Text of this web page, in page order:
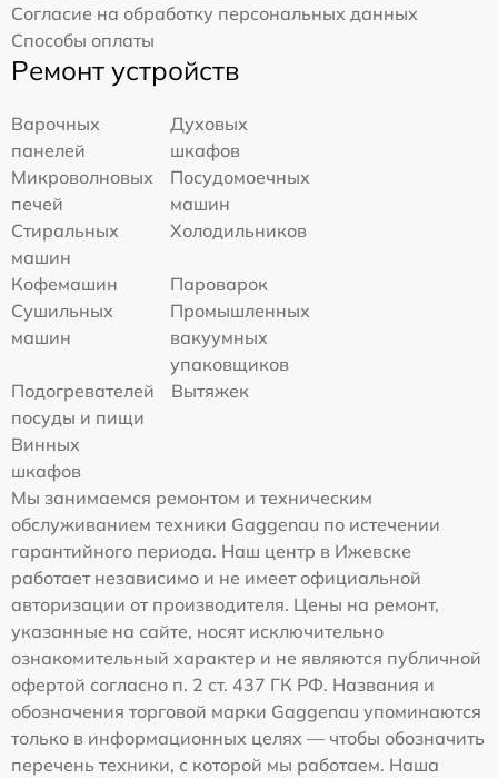
Согласие на обработку персональных данных
Способы оплаты
Ремонт устройств
Варочных
панелей
Духовых
шкафов
Микроволновых
печей
Посудомоечных
машин
Стиральных
машин
Холодильников
Кофемашин
Пароварок
Сушильных
машин
Промышленных
вакуумных
упаковщиков
Подогревателей
посуды и пищи
Вытяжек
Винных
шкафов
Мы занимаемся ремонтом и техническим
обслуживанием техники Gaggenau по истечении
гарантийного периода. Наш центр в Ижевске
работает независимо и не имеет официальной
авторизации от производителя. Цены на ремонт,
указанные на сайте, носят исключительно
ознакомительный характер и не являются публичной
офертой согласно п. 2 ст. 437 ГК РФ. Названия и
обозначения торговой марки Gaggenau упоминаются
только в информационных целях — чтобы обозначить
перечень техники, с которой мы работаем. Наша